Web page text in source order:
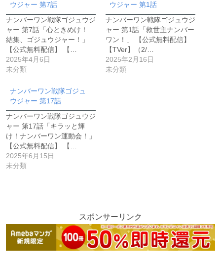
ウジャー 第7話
ナンバーワン戦隊ゴジュウジ
ャー 第7話「心ときめけ！
結集、ゴジュウジャー！」
【公式無料配信】 【…
2025年4月6日
未分類
ウジャー 第1話
ナンバーワン戦隊ゴジュウジ
ャー 第1話「救世主ナンバー
ワン！」 【公式無料配信】
【TVer】（2/…
2025年2月16日
未分類
ナンバーワン戦隊ゴジュ
ウジャー 第17話
ナンバーワン戦隊ゴジュウジ
ャー 第17話「キラッと輝
け！ナンバーワン運動会！」
【公式無料配信】 【…
2025年6月15日
未分類
スポンサーリンク